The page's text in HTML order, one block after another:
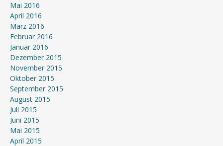
Mai 2016
April 2016
März 2016
Februar 2016
Januar 2016
Dezember 2015
November 2015
Oktober 2015
September 2015
August 2015
Juli 2015
Juni 2015
Mai 2015
April 2015